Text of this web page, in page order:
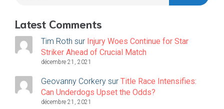
Latest Comments
Tim Roth sur Injury Woes Continue for Star
Striker Ahead of Crucial Match
décembre 21, 2021
Geovanny Corkery sur Title Race Intensifies:
Can Underdogs Upset the Odds?
décembre 21, 2021